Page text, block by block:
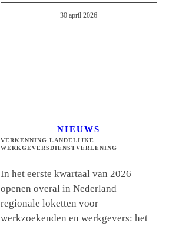
30 april 2026
NIEUWS
VERKENNING LANDELIJKE
WERKGEVERSDIENSTVERLENING
In het eerste kwartaal van 2026
openen overal in Nederland
regionale loketten voor
werkzoekenden en werkgevers: het